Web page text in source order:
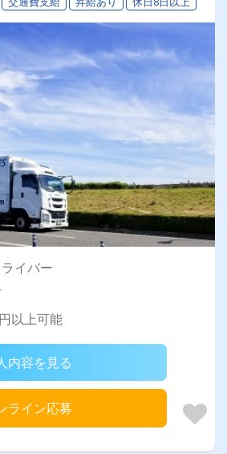
イバー
以上可能
内容を見る
ライン応募